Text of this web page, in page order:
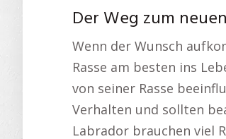
Der Weg zum
Wenn der Wunsch
Rasse am besten ins
von seiner Rasse
Verhalten und sollten
Labrador brauchen viel